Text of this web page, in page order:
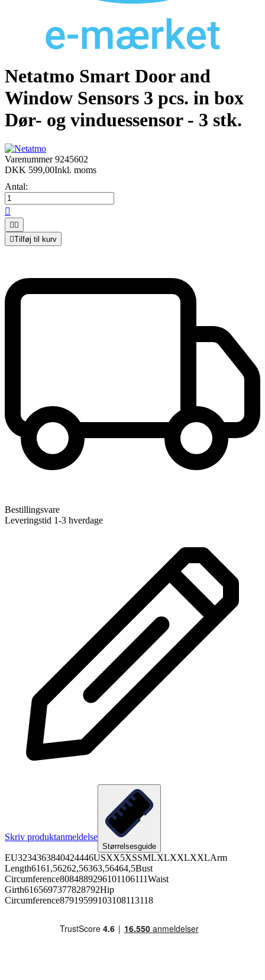
Netatmo Smart Door and
Window Sensors 3 pcs. in box
Dør- og vinduessensor - 3 stk.
Varenummer9245602
DKK 599,00Inkl. moms
Antal:

 
Tilføj til kurv
Bestillingsvare
Leveringstid 1-3 hverdage
Skriv produktanmeldelse
Størrelsesguide
EU3234363840424446USXX5XSSMLXLXXLXXLArm
Length6161,56262,56363,56464,5Bust
Circumference8084889296101106111Waist
Girth6165697377828792Hip
Circumference87919599103108113118